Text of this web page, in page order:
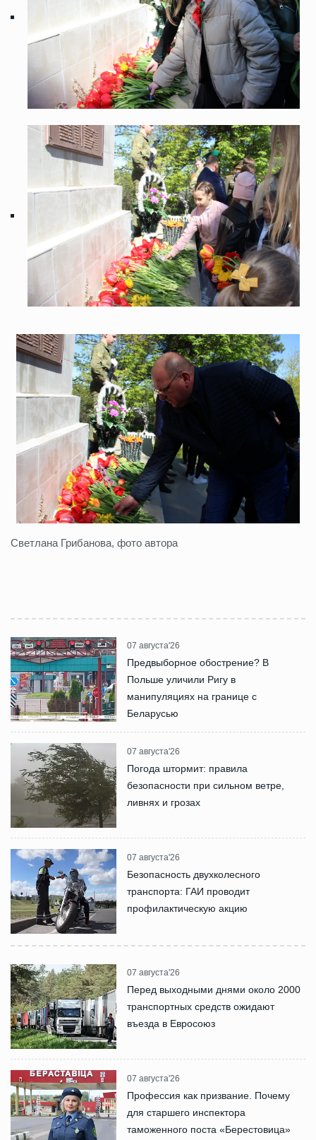
Светлана Грибанова, фото автора
07 августа'26
Предвыборное обострение? В
Польше уличили Ригу в
манипуляциях на границе с
Беларусью
07 августа'26
Погода штормит: правила
безопасности при сильном ветре,
ливнях и грозах
07 августа'26
Безопасность двухколесного
транспорта: ГАИ проводит
профилактическую акцию
07 августа'26
Перед выходными днями около 2000
транспортных средств ожидают
въезда в Евросоюз
07 августа'26
Профессия как призвание. Почему
для старшего инспектора
таможенного поста «Берестовица»